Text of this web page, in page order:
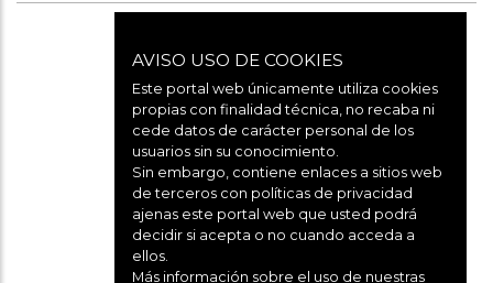
Aviso legal
Política de cookies
AVISO USO DE COOKIES
Este portal web únicamente utiliza cookies
propias con finalidad técnica, no recaba ni
cede datos de carácter personal de los
usuarios sin su conocimiento.
Sin embargo, contiene enlaces a sitios web
de terceros con políticas de privacidad
ajenas este portal web que usted podrá
decidir si acepta o no cuando acceda a
ellos.
Más información sobre el uso de nuestras